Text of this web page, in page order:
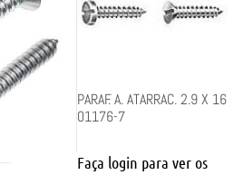
PARAF. A. ATARRAC. 2.9 X 16
01176-7
Faça login para ver os